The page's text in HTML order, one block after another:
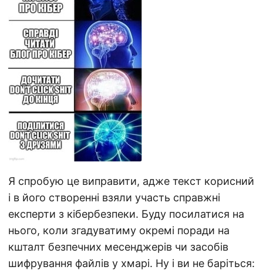
Я спробую це виправити, адже текст корисний
і в його створенні взяли участь справжні
експерти з кібербезпеки. Буду посилатися на
нього, коли згадуватиму окремі поради на
кшталт безпечних месенджерів чи засобів
шифрування файлів у хмарі. Ну і ви не баріться: